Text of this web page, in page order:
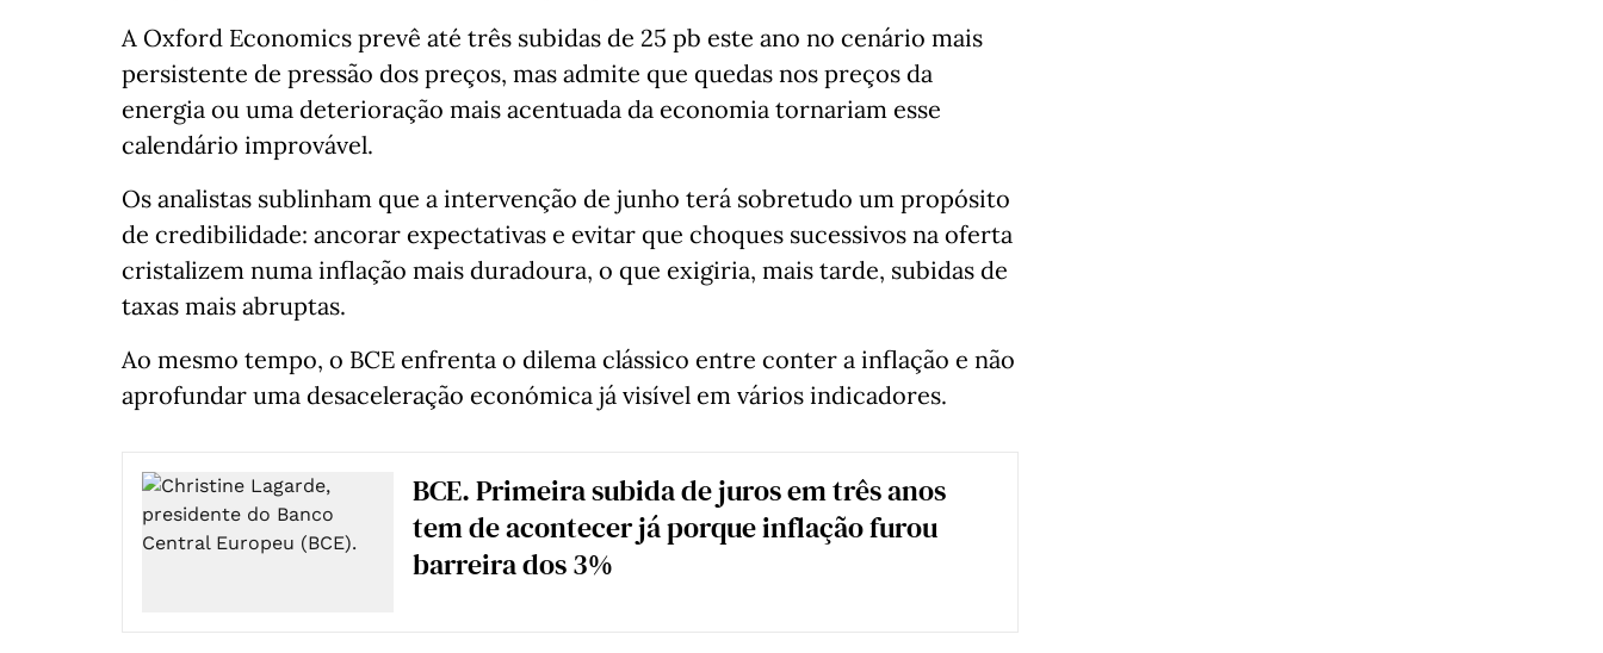
A Oxford Economics prevê até três subidas de 25 pb este ano no cenário mais
persistente de pressão dos preços, mas admite que quedas nos preços da
energia ou uma deterioração mais acentuada da economia tornariam esse
calendário improvável.
Os analistas sublinham que a intervenção de junho terá sobretudo um propósito
de credibilidade: ancorar expectativas e evitar que choques sucessivos na oferta
cristalizem numa inflação mais duradoura, o que exigiria, mais tarde, subidas de
taxas mais abruptas.
Ao mesmo tempo, o BCE enfrenta o dilema clássico entre conter a inflação e não
aprofundar uma desaceleração económica já visível em vários indicadores.
BCE. Primeira subida de juros em três anos
tem de acontecer já porque inflação furou
barreira dos 3%